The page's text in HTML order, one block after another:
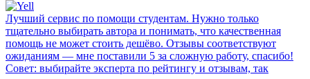
Лучший сервис по помощи студентам. Нужно только
тщательно выбирать автора и понимать, что качественная
помощь не может стоить дешёво. Отзывы соответствуют
ожиданиям — мне поставили 5 за сложную работу, спасибо!
Совет: выбирайте эксперта по рейтингу и отзывам, так